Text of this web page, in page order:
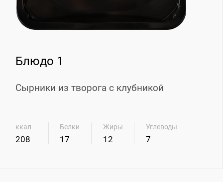
Блюдо 1
Сырники из творога с клубникой
ккал
208
Белки
17
Жиры
12
Углеводы
7